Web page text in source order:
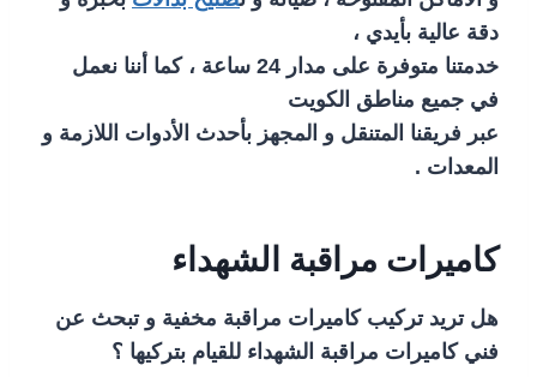
دقة عالية بأيدي ،
خدمتنا متوفرة على مدار 24 ساعة ، كما أننا نعمل
في جميع مناطق الكويت
عبر فريقنا المتنقل و المجهز بأحدث الأدوات اللازمة و
المعدات .
كاميرات مراقبة الشهداء
هل تريد تركيب كاميرات مراقبة مخفية و تبحث عن
فني كاميرات مراقبة الشهداء للقيام بتركيها ؟